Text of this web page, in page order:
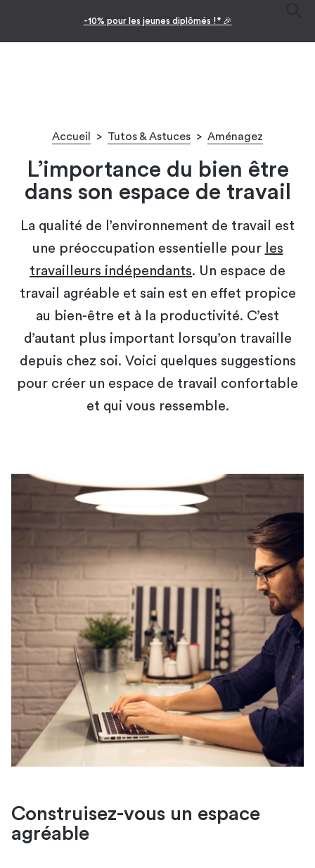
-10% pour les jeunes diplômés !* 🎉
Accueil > Tutos & Astuces > Aménagez
L’importance du bien être
dans son espace de travail
La qualité de l’environnement de travail est
une préoccupation essentielle pour les
travailleurs indépendants. Un espace de
travail agréable et sain est en effet propice
au bien-être et à la productivité. C’est
d’autant plus important lorsqu’on travaille
depuis chez soi. Voici quelques suggestions
pour créer un espace de travail confortable
et qui vous ressemble.
Construisez-vous un espace
agréable